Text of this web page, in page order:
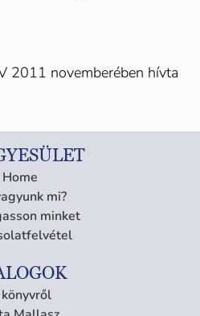
2011 novemberében hívta
Home
mi?
minket